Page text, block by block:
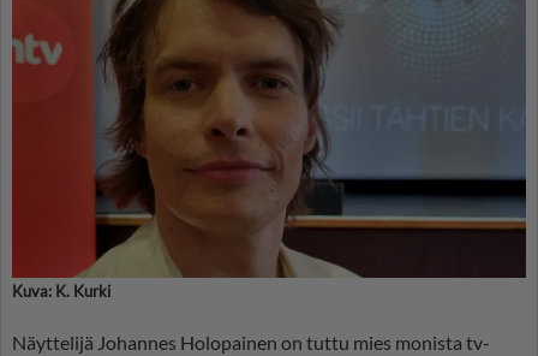
Kuva: K. Kurki
Näyttelijä Johannes Holopainen on tuttu mies monista tv-